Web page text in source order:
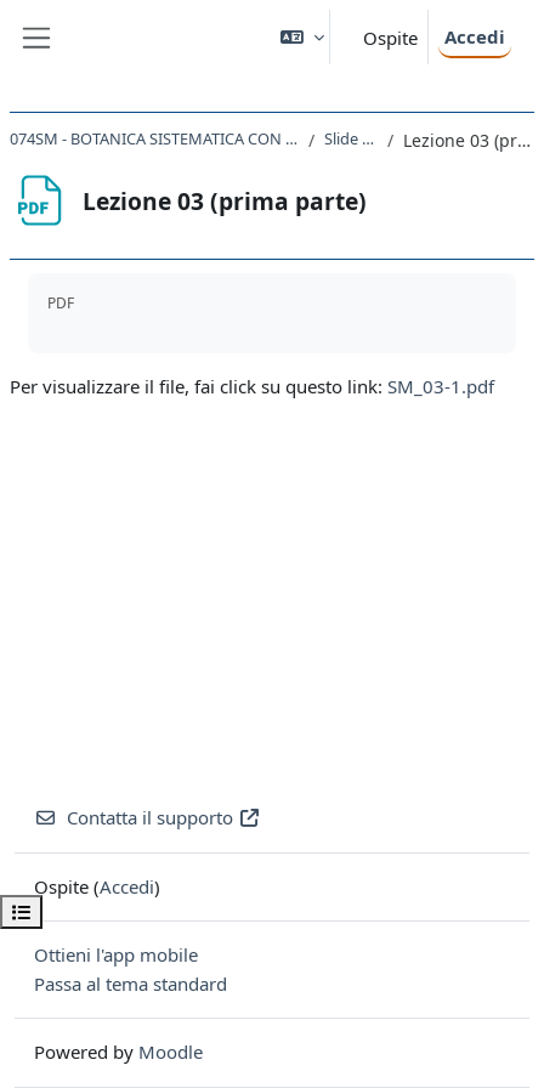
Ospite Accedi
Apri indice del corso
074SM - BOTANICA SISTEMATICA CON LABORATORIO 2024 Slide lezioni Lezione 03 (prima parte)
Lezione 03 (prima parte)
PDF
Per visualizzare il file, fai click su questo link: SM_03-1.pdf
Contatta il supporto
Ospite (Accedi)
Ottieni l'app mobile
Passa al tema standard
Powered by Moodle